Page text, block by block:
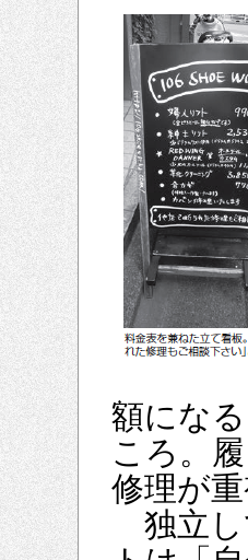
額にな
ころ。
修理が
独立し